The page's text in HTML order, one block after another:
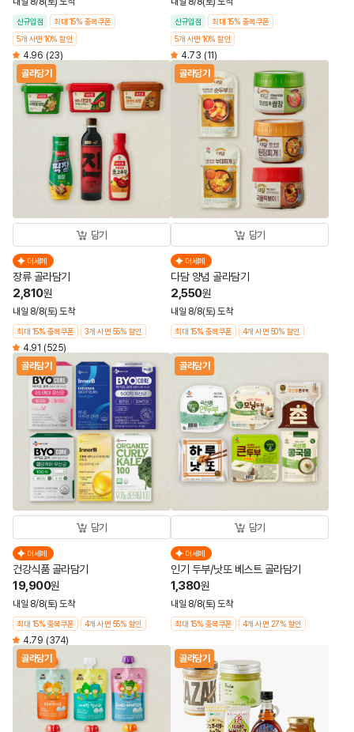
신규입점
최대 15% 중복쿠폰
5개 사면 10% 할인
4.96 (23)
신규입점
최대 15% 중복쿠폰
5개 사면 10% 할인
4.73 (11)
골라담기
담기
더세페
장류 골라담기
2,810원
내일 8/8(토) 도착
최대 15% 중복쿠폰 3개 사면 55% 할인
4.91 (525)
골라담기
담기
더세페
다담 양념 골라담기
2,550원
내일 8/8(토) 도착
최대 15% 중복쿠폰 4개 사면 50% 할인
골라담기
담기
더세페
건강식품 골라담기
19,900원
내일 8/8(토) 도착
최대 15% 중복쿠폰 4개 사면 55% 할인
4.79 (374)
골라담기
담기
더세페
인기 두부/낫또 베스트 골라담기
1,380원
내일 8/8(토) 도착
최대 15% 중복쿠폰 4개 사면 27% 할인
골라담기 골라담기